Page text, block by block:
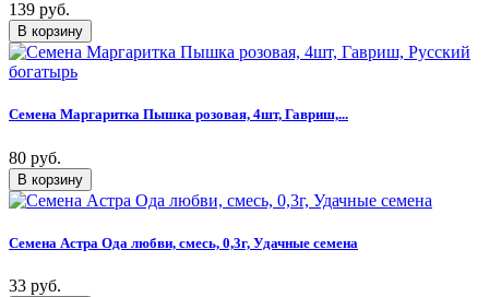
139 руб.
Семена Маргаритка Пышка розовая, 4шт, Гавриш,...
80 руб.
Семена Астра Ода любви, смесь, 0,3г, Удачные семена
33 руб.